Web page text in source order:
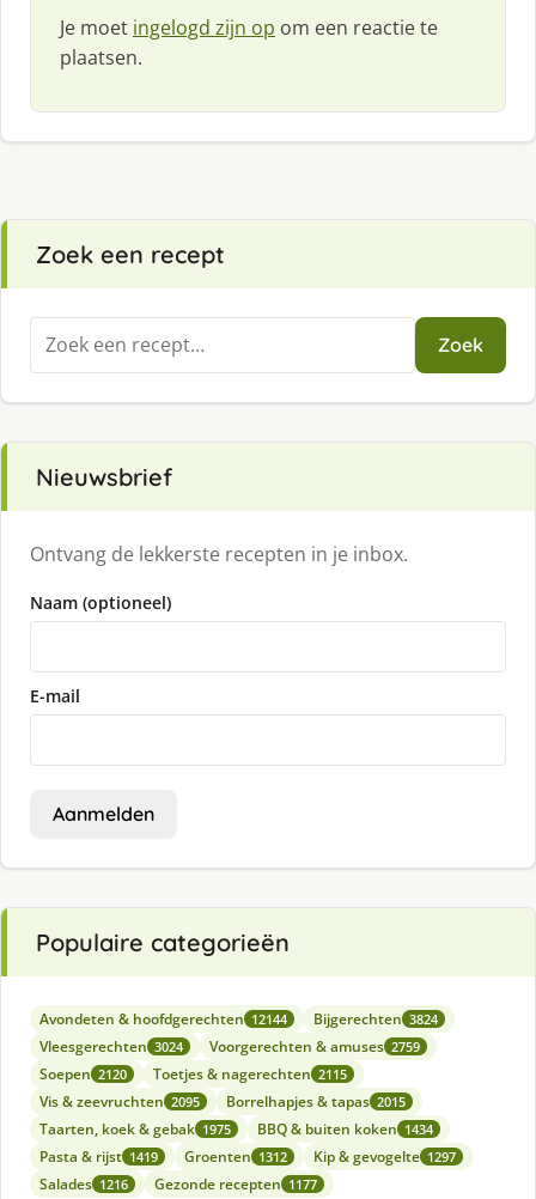
Je moet ingelogd zijn op om een reactie te
plaatsen.
Zoek een recept
Zoeken
naar:
Zoek
Nieuwsbrief
Ontvang de lekkerste recepten in je inbox.
Naam (optioneel)
E-mail
Aanmelden
Populaire categorieën
Avondeten & hoofdgerechten 12144 Bijgerechten 3824
Vleesgerechten 3024 Voorgerechten & amuses 2759
Soepen 2120 Toetjes & nagerechten 2115
Vis & zeevruchten 2095 Borrelhapjes & tapas 2015
Taarten, koek & gebak 1975 BBQ & buiten koken 1434
Pasta & rijst 1419 Groenten 1312 Kip & gevogelte 1297
Salades 1216 Gezonde recepten 1177